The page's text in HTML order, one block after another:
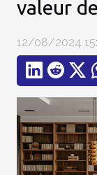
valeur
12/08/2024